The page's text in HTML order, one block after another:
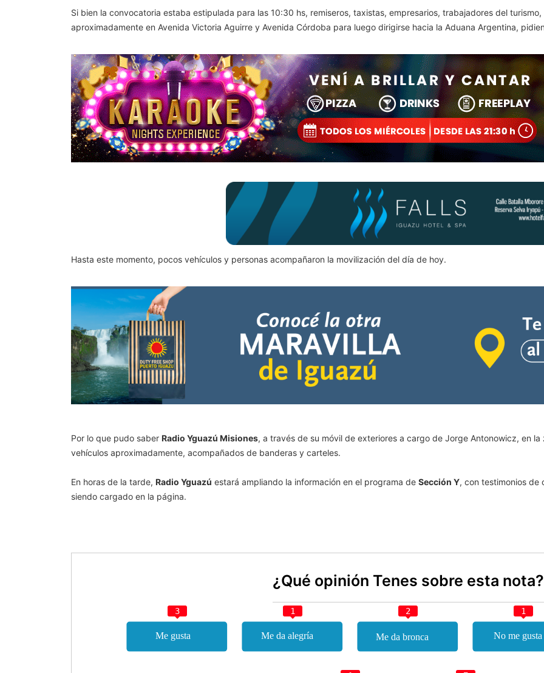
Si bien la convocatoria estaba estipulada para las 10:30 hs, remiseros, taxistas, empresarios, trabajadores del
aproximadamente en Avenida Victoria Aguirre y Avenida Córdoba para luego dirigirse hacia la Aduana Argentina,
Hasta este momento, pocos vehículos y personas acompañaron la movilización del día de hoy.
Por lo que pudo saber Radio Yguazú Misiones, a través de su móvil de exteriores a cargo de Jorge Antonowicz, en
vehículos aproximadamente, acompañados de banderas y carteles.
En horas de la tarde, Radio Yguazú estará ampliando la información en el programa de Sección Y, con testimonios de
siendo cargado en la página.
¿Qué opinión Tenes sobre esta nota?
3 1 2 1